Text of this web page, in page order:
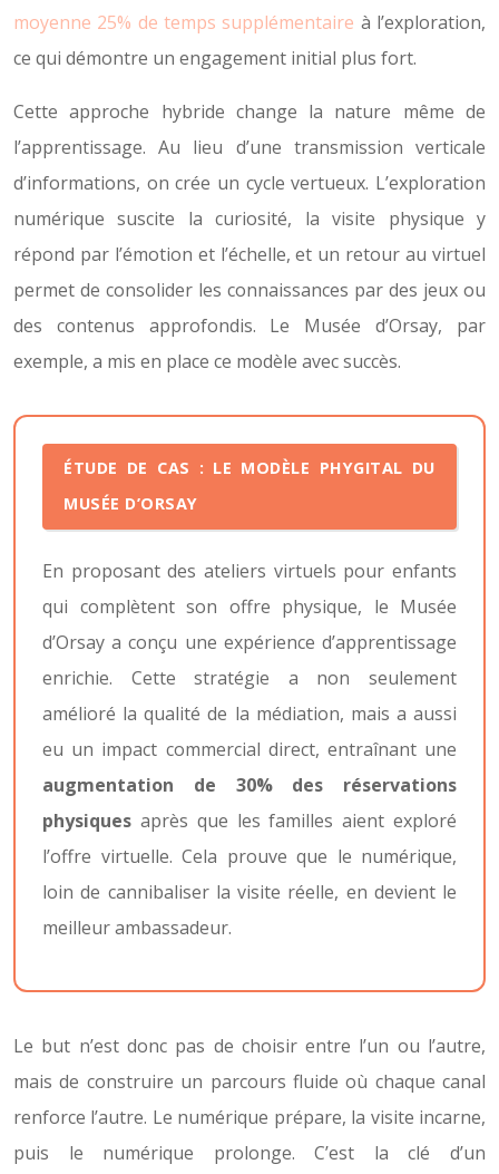
moyenne 25% de temps supplémentaire à l’exploration,
ce qui démontre un engagement initial plus fort.
Cette approche hybride change la nature même de
l’apprentissage. Au lieu d’une transmission verticale
d’informations, on crée un cycle vertueux. L’exploration
numérique suscite la curiosité, la visite physique y
répond par l’émotion et l’échelle, et un retour au virtuel
permet de consolider les connaissances par des jeux ou
des contenus approfondis. Le Musée d’Orsay, par
exemple, a mis en place ce modèle avec succès.
ÉTUDE DE CAS : LE MODÈLE PHYGITAL DU
MUSÉE D’ORSAY
En proposant des ateliers virtuels pour enfants
qui complètent son offre physique, le Musée
d’Orsay a conçu une expérience d’apprentissage
enrichie. Cette stratégie a non seulement
amélioré la qualité de la médiation, mais a aussi
eu un impact commercial direct, entraînant une
augmentation de 30% des réservations
physiques après que les familles aient exploré
l’offre virtuelle. Cela prouve que le numérique,
loin de cannibaliser la visite réelle, en devient le
meilleur ambassadeur.
Le but n’est donc pas de choisir entre l’un ou l’autre,
mais de construire un parcours fluide où chaque canal
renforce l’autre. Le numérique prépare, la visite incarne,
puis le numérique prolonge. C’est la clé d’un